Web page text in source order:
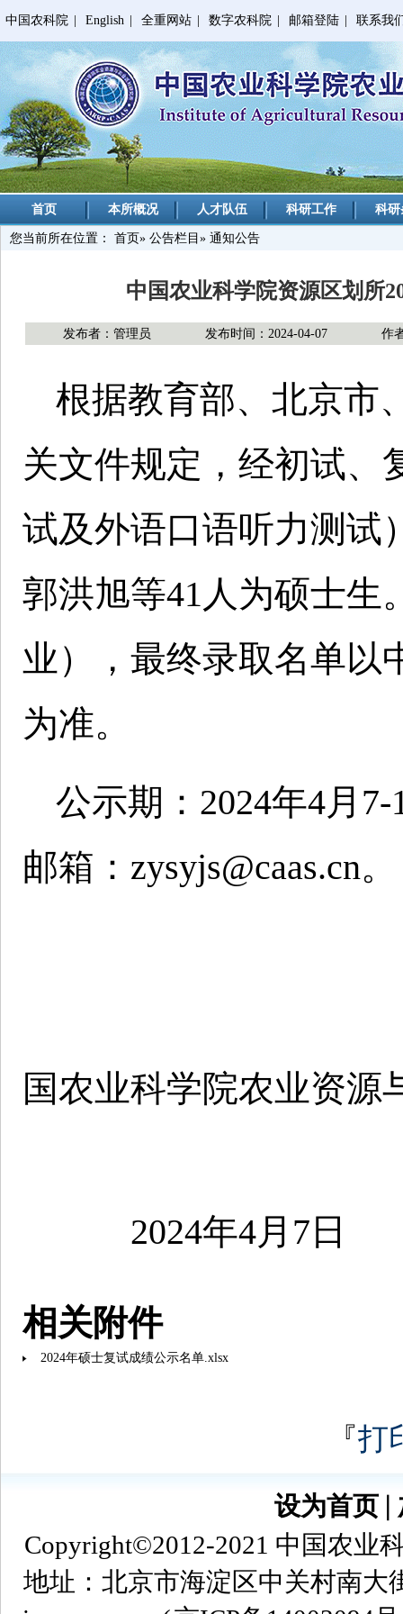
中国农科院 English 全重网站 数字农科院 邮箱登陆 联系我
首页 本所概况 人才队伍 科研工作 科
您当前所在位置： 首页» 公告栏目 » 通知公告
中国农业科学院资源区划所
发布者：管理员 发布时间：2024-04-07 作
根据教育部、北京市
关文件规定，经初试、
试及外语口语听力测试
郭洪旭等41人为硕士生
业），最终录取名单以
为准。
公示期：2024年4月
邮箱：zysyjs@caas.cn。
国农业科学院农业资源
2024年4月7日
相关附件
2024年硕士复试成绩公示名单.xlsx
『打
设为首页
Copyright©2012-2021 中国农业
地址：北京市海淀区中关村南大